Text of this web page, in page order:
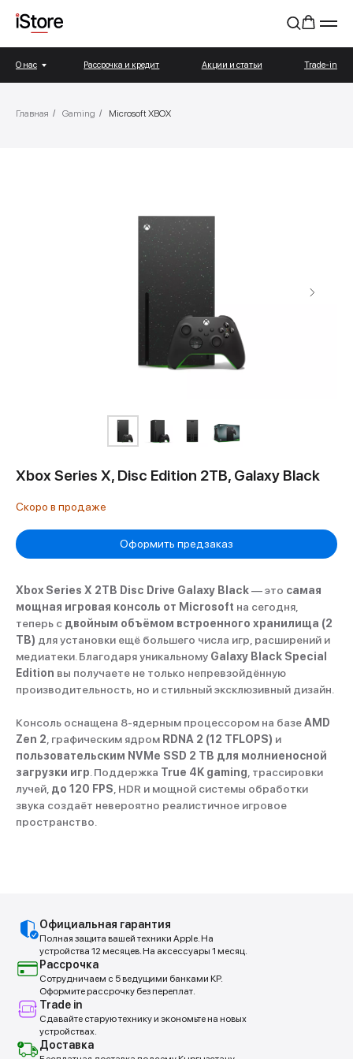
О нас Рассрочка и кредит Акции и статьи Trade-in
Главная / Gaming / Microsoft XBOX
Xbox Series X, Disc Edition 2TB, Galaxy Black
Оформить предзаказ
Xbox Series X 2TB Disc Drive Galaxy Black— это самая
мощная игровая консоль от Microsoft на сегодня,
теперь с двойным объёмом встроенного хранилища (2
TB) для установки ещё большего числа игр, расширений и
медиатеки. Благодаря уникальному Galaxy Black Special
Edition вы получаете не только непревзойдённую
производительность, но и стильный эксклюзивный дизайн.
Консоль оснащена 8-ядерным процессором на базеAMD
Zen 2 , графическим ядром RDNA 2 (12 TFLOPS) и
пользовательским NVMe SSD 2 TB для молниеносной
загрузки игр . Поддержка True 4K gaming , трассировки
лучей, до 120 FPS , HDR и мощной системы обработки
звука создаёт невероятно реалистичное игровое
пространство.
Официальная гарантия
Полная защита вашей техники Apple. На
устройства 12 месяцев. На аксессуары 1 месяц.
Рассрочка
Сотрудничаем с 5 ведущими банками КР.
Оформите рассрочку без переплат.
Trade in
Сдавайте старую технику и экономьте на новых
устройствах.
Доставка
Подробнее
Без первоначальных взносов.
Покупай выгодно!
Рассрочка от партнеров